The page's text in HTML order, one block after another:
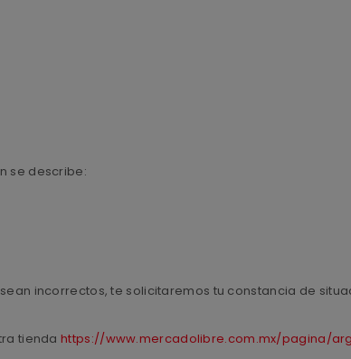
se describe:
incorrectos, te solicitaremos tu constancia de
tiendahttps://www.mercadolibre.com.mx/pagina/